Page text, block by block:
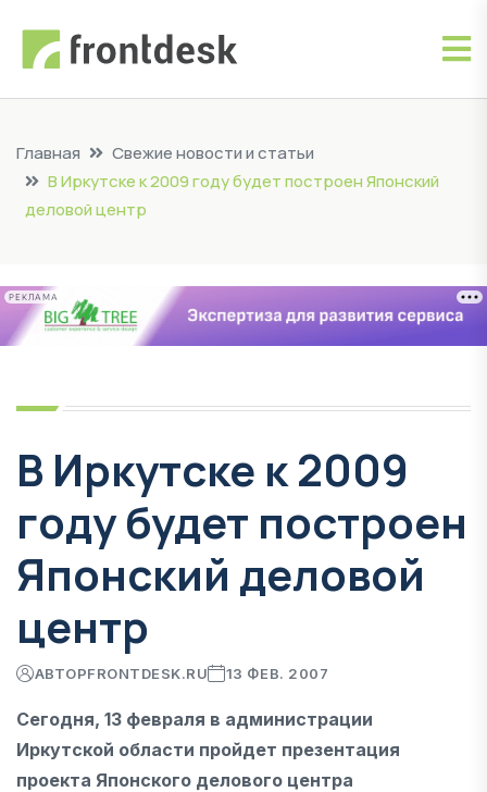
Главная
Свежие новости и статьи
В Иркутске к 2009 году будет построен Японский
деловой центр
РЕКЛАМА
В Иркутске к 2009
году будет построен
Японский деловой
центр
АВТОРFRONTDESK.RU 13 ФЕВ. 2007
Сегодня, 13 февраля в администрации
Иркутской области пройдет презентация
проекта Японского делового центра